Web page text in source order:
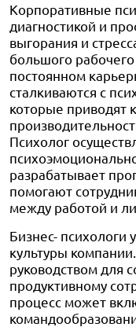
Корпоративные
диагностикой и
выгорания и
большого
постоянном
сталкиваются с
которые приводят
Психолог
разрабатывает
помогают
между работой и
Бизнес- психологи
культуры
руководством для
продуктивному
процесс может